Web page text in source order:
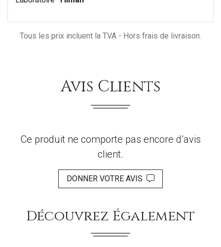
Tous les prix incluent la TVA - Hors frais de livraison.
Avis Clients
Ce produit ne comporte pas encore d’avis
client.
DONNER VOTRE AVIS
Découvrez Également